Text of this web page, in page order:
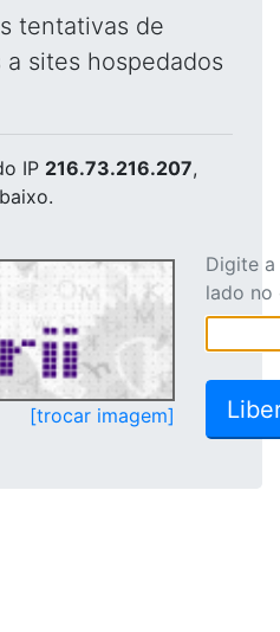
tentativas de
sites hospedados
IP 216.73.216.207,
[trocar imagem]
Digite
lado no